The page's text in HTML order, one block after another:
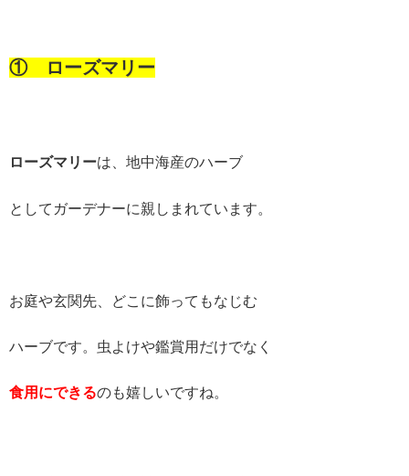
① ローズマリー
ローズマリーは、地中海産のハーブ
としてガーデナーに親しまれています。
お庭や玄関先、どこに飾ってもなじむ
ハーブです。虫よけや鑑賞用だけでなく
食用にできるのも嬉しいですね。